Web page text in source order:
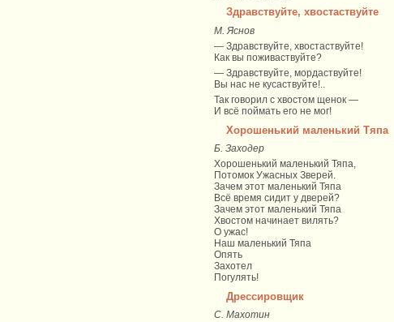
Здравствуйте, хвостаствуйте
М. Яснов
— Здравствуйте, хвостаствуйте!
Как вы поживаствуйте?
— Здравствуйте, мордаствуйте!
Вы нас не кусаствуйте!..
Так говорил с хвостом щенок —
И всё поймать его не мог!
Хорошенький маленький Тяпа
Б. Заходер
Хорошенький маленький Тяпа,
Потомок Ужасных Зверей.
Зачем этот маленький Тяпа
Всё время сидит у дверей?
Зачем этот маленький Тяпа
Хвостом начинает вилять?
О ужас!
Наш маленький Тяпа
Опять
Захотел
Погулять!
Дрессировщик
С. Махотин